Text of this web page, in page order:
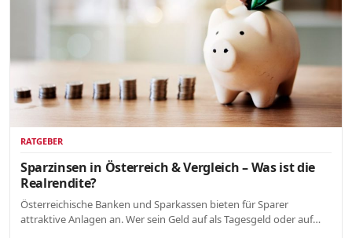
RATGEBER
Sparzinsen in Österreich & Vergleich – Was ist die
Realrendite?
Österreichische Banken und Sparkassen bieten für Sparer
attraktive Anlagen an. Wer sein Geld auf als Tagesgeld oder auf…